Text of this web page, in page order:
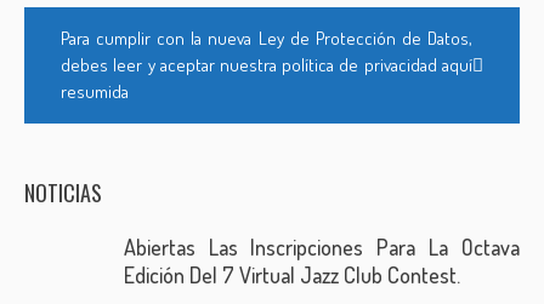
Para cumplir con la nueva Ley de Protección de Datos,
debes leer y aceptar nuestra política de privacidad aquí
resumida
NOTICIAS
Abiertas Las Inscripciones Para La Octava
Edición Del 7 Virtual Jazz Club Contest.